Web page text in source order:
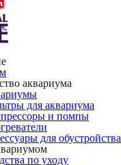
аквариума
для аквариума
и помпы
для обустройства
по уходу